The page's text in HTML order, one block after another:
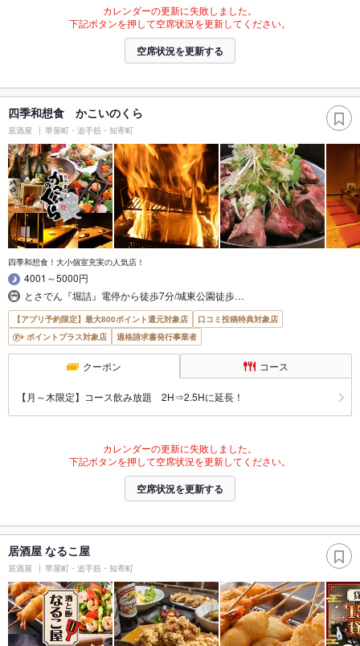
カレンダーの更新に失敗しました。
下記ボタンを押して空席状況を更新してください。
空席状況を更新する
四季和想食 かこいのくら
居酒屋 帯屋町・追手筋・知寄町
四季和想食！大小個室充実の人気店！
4001～5000円
とさでん『堀詰』電停から徒歩7分/城東公園徒歩…
【アプリ予約限定】最大800ポイント還元対象店
口コミ投稿特典対象店
ポイントプラス対象店
適格請求書発行事業者
クーポン コース
【月～木限定】コース飲み放題 2H⇒2.5Hに延長！
カレンダーの更新に失敗しました。
下記ボタンを押して空席状況を更新してください。
空席状況を更新する
居酒屋 なるこ屋
居酒屋 帯屋町・追手筋・知寄町